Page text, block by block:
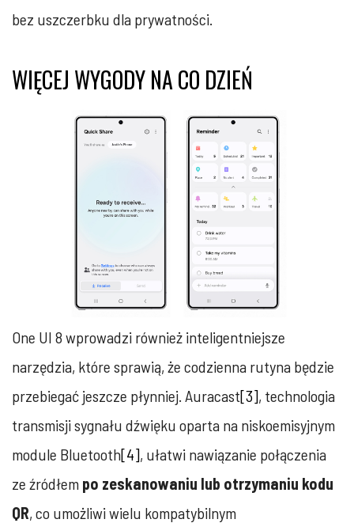
bez uszczerbku dla prywatności.
WIĘCEJ WYGODY NA CO DZIEŃ
One UI 8 wprowadzi również inteligentniejsze
narzędzia, które sprawią, że codzienna rutyna będzie
przebiegać jeszcze płynniej. Auracast[3], technologia
transmisji sygnału dźwięku oparta na niskoemisyjnym
module Bluetooth[4], ułatwi nawiązanie połączenia
ze źródłem po zeskanowaniu lub otrzymaniu kodu
QR, co umożliwi wielu kompatybilnym